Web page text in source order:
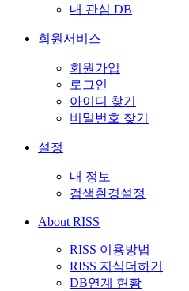
내 관심 DB
회원서비스
회원가입
로그인
아이디 찾기
비밀번호 찾기
설정
내 정보
검색환경설정
About RISS
RISS 이용방법
RISS 지식더하기
DB연계 현황